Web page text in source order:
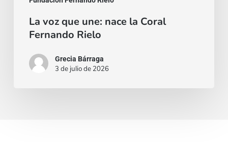
La voz que une: nace la Coral
Fernando Rielo
Grecia Bárraga
3 de julio de 2026